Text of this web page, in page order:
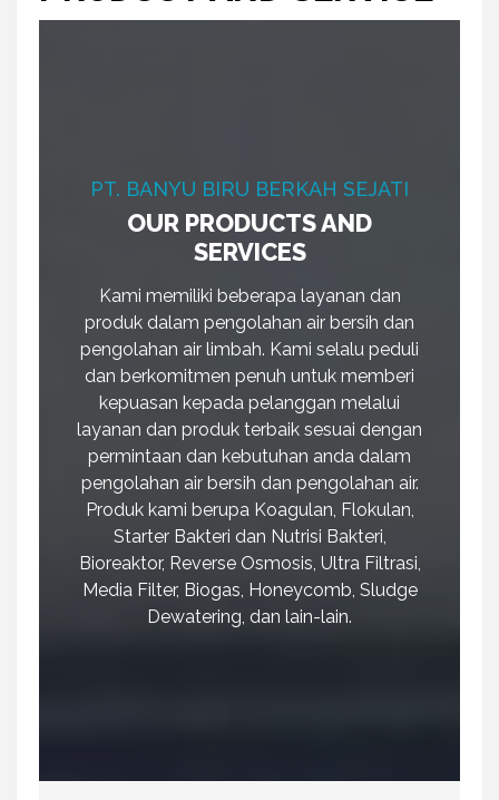
r
PT. BANYU BIRU BERKAH SEJATI
OUR PRODUCTS AND
SERVICES
Kami memiliki beberapa layanan dan
produk dalam pengolahan air bersih dan
pengolahan air limbah. Kami selalu peduli
dan berkomitmen penuh untuk memberi
kepuasan kepada pelanggan melalui
layanan dan produk terbaik sesuai dengan
permintaan dan kebutuhan anda dalam
pengolahan air bersih dan pengolahan air.
Produk kami berupa Koagulan, Flokulan,
Starter Bakteri dan Nutrisi Bakteri,
Bioreaktor, Reverse Osmosis, Ultra Filtrasi,
Media Filter, Biogas, Honeycomb, Sludge
Dewatering, dan lain-lain.